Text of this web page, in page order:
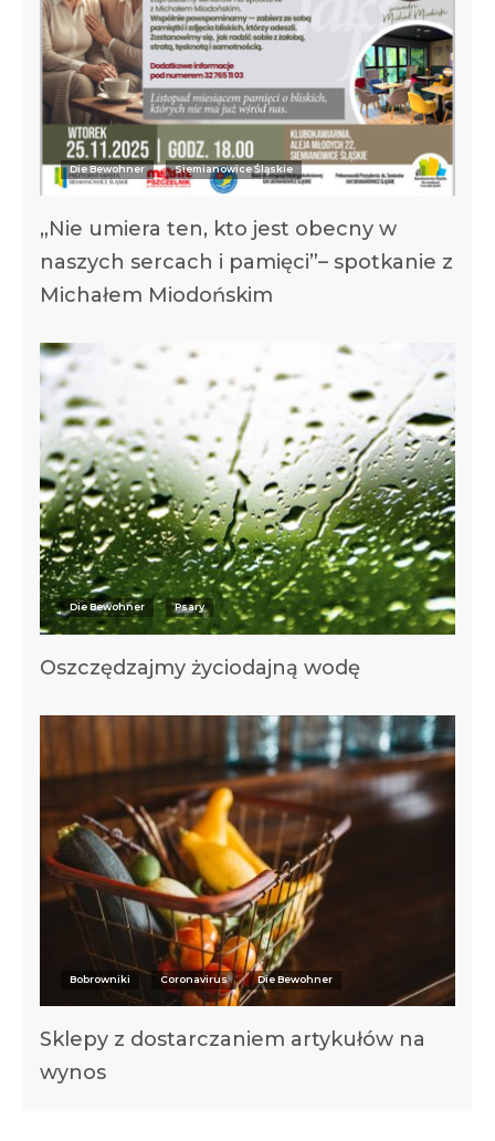
Die Bewohner Siemianowice Śląskie
„Nie umiera ten, kto jest obecny w
naszych sercach i pamięci”– spotkanie z
Michałem Miodońskim
Die Bewohner Psary
Oszczędzajmy życiodajną wodę
Bobrowniki Coronavirus Die Bewohner
Sklepy z dostarczaniem artykułów na
wynos